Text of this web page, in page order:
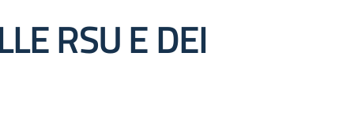
RSU E DEI